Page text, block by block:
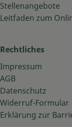
Stellenangebote
Leitfaden zum
Rechtliches
Impressum
AGB
Datenschutz
Widerruf-Formular
Erklärung zur